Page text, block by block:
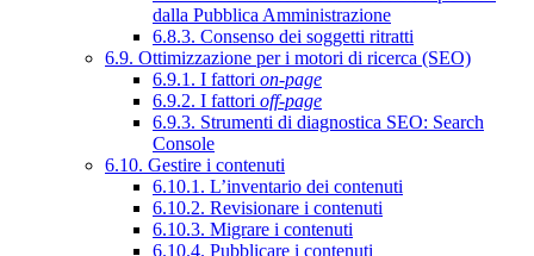
dalla Pubblica Amministrazione
6.8.3. Consenso dei soggetti ritratti
6.9. Ottimizzazione per i motori di ricerca (SEO)
6.9.1. I fattori on-page
6.9.2. I fattori off-page
6.9.3. Strumenti di diagnostica SEO: Search
Console
6.10. Gestire i contenuti
6.10.1. L’inventario dei contenuti
6.10.2. Revisionare i contenuti
6.10.3. Migrare i contenuti
6.10.4. Pubblicare i contenuti